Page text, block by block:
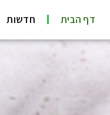
דף הבית חדשות